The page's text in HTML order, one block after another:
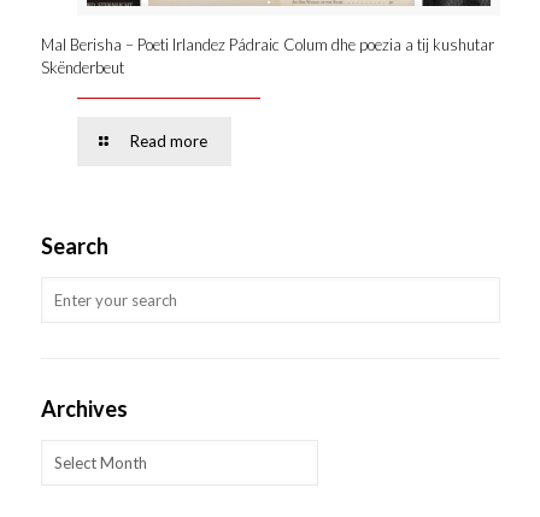
Mal Berisha – Poeti Irlandez Pádraic Colum dhe poezia a tij kushutar
Skënderbeut
Read more
Search
Archives